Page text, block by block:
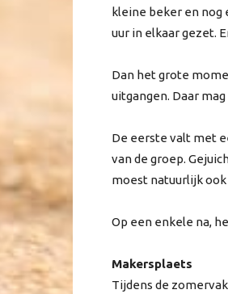
kleine beker en nog
uur in elkaar gezet.
Dan het grote
uitgangen. Daar
De eerste valt met
van de groep.
moest natuurlijk ook
Op een enkele na,
Makersplaets
Tijdens de